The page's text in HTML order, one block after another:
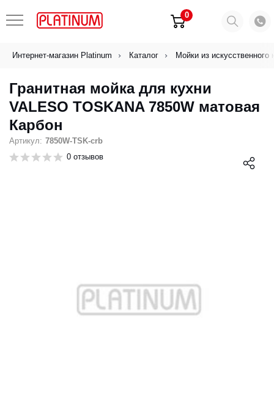
0
Интернет-магазин Platinum Каталог Мойки из искусственного
Гранитная мойка для кухни
VALESO TOSKANA 7850W матовая
Карбон
Артикул: 7850W-TSK-crb
0 отзывов